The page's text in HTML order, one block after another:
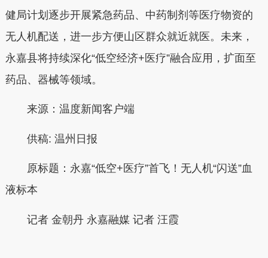
健局计划逐步开展紧急药品、中药制剂等医疗物资的
无人机配送，进一步方便山区群众就近就医。未来，
永嘉县将持续深化“低空经济+医疗”融合应用，扩面至
药品、器械等领域。
来源：温度新闻客户端
供稿: 温州日报
原标题： 永嘉“低空+医疗”首飞！无人机“闪送”血
液标本
记者 金朝丹 永嘉融媒 记者 汪霞